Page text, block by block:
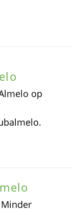
op